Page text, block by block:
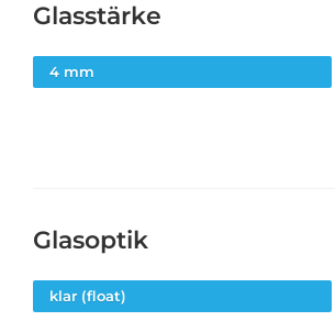
Glasstärke
4 mm
Glasoptik
klar (float)